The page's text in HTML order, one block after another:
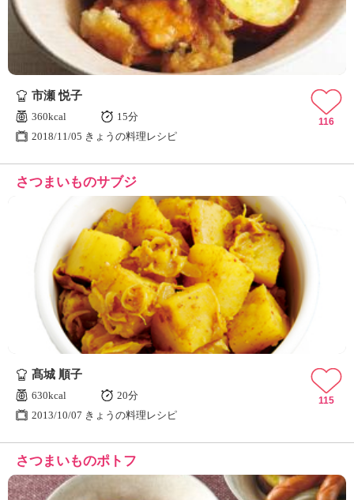
市瀬 悦子
360kcal
15分
2018/11/05 きょうの料理レシピ
116
さつまいものサブジ
髙城 順子
630kcal
20分
2013/10/07 きょうの料理レシピ
115
さつまいものポトフ